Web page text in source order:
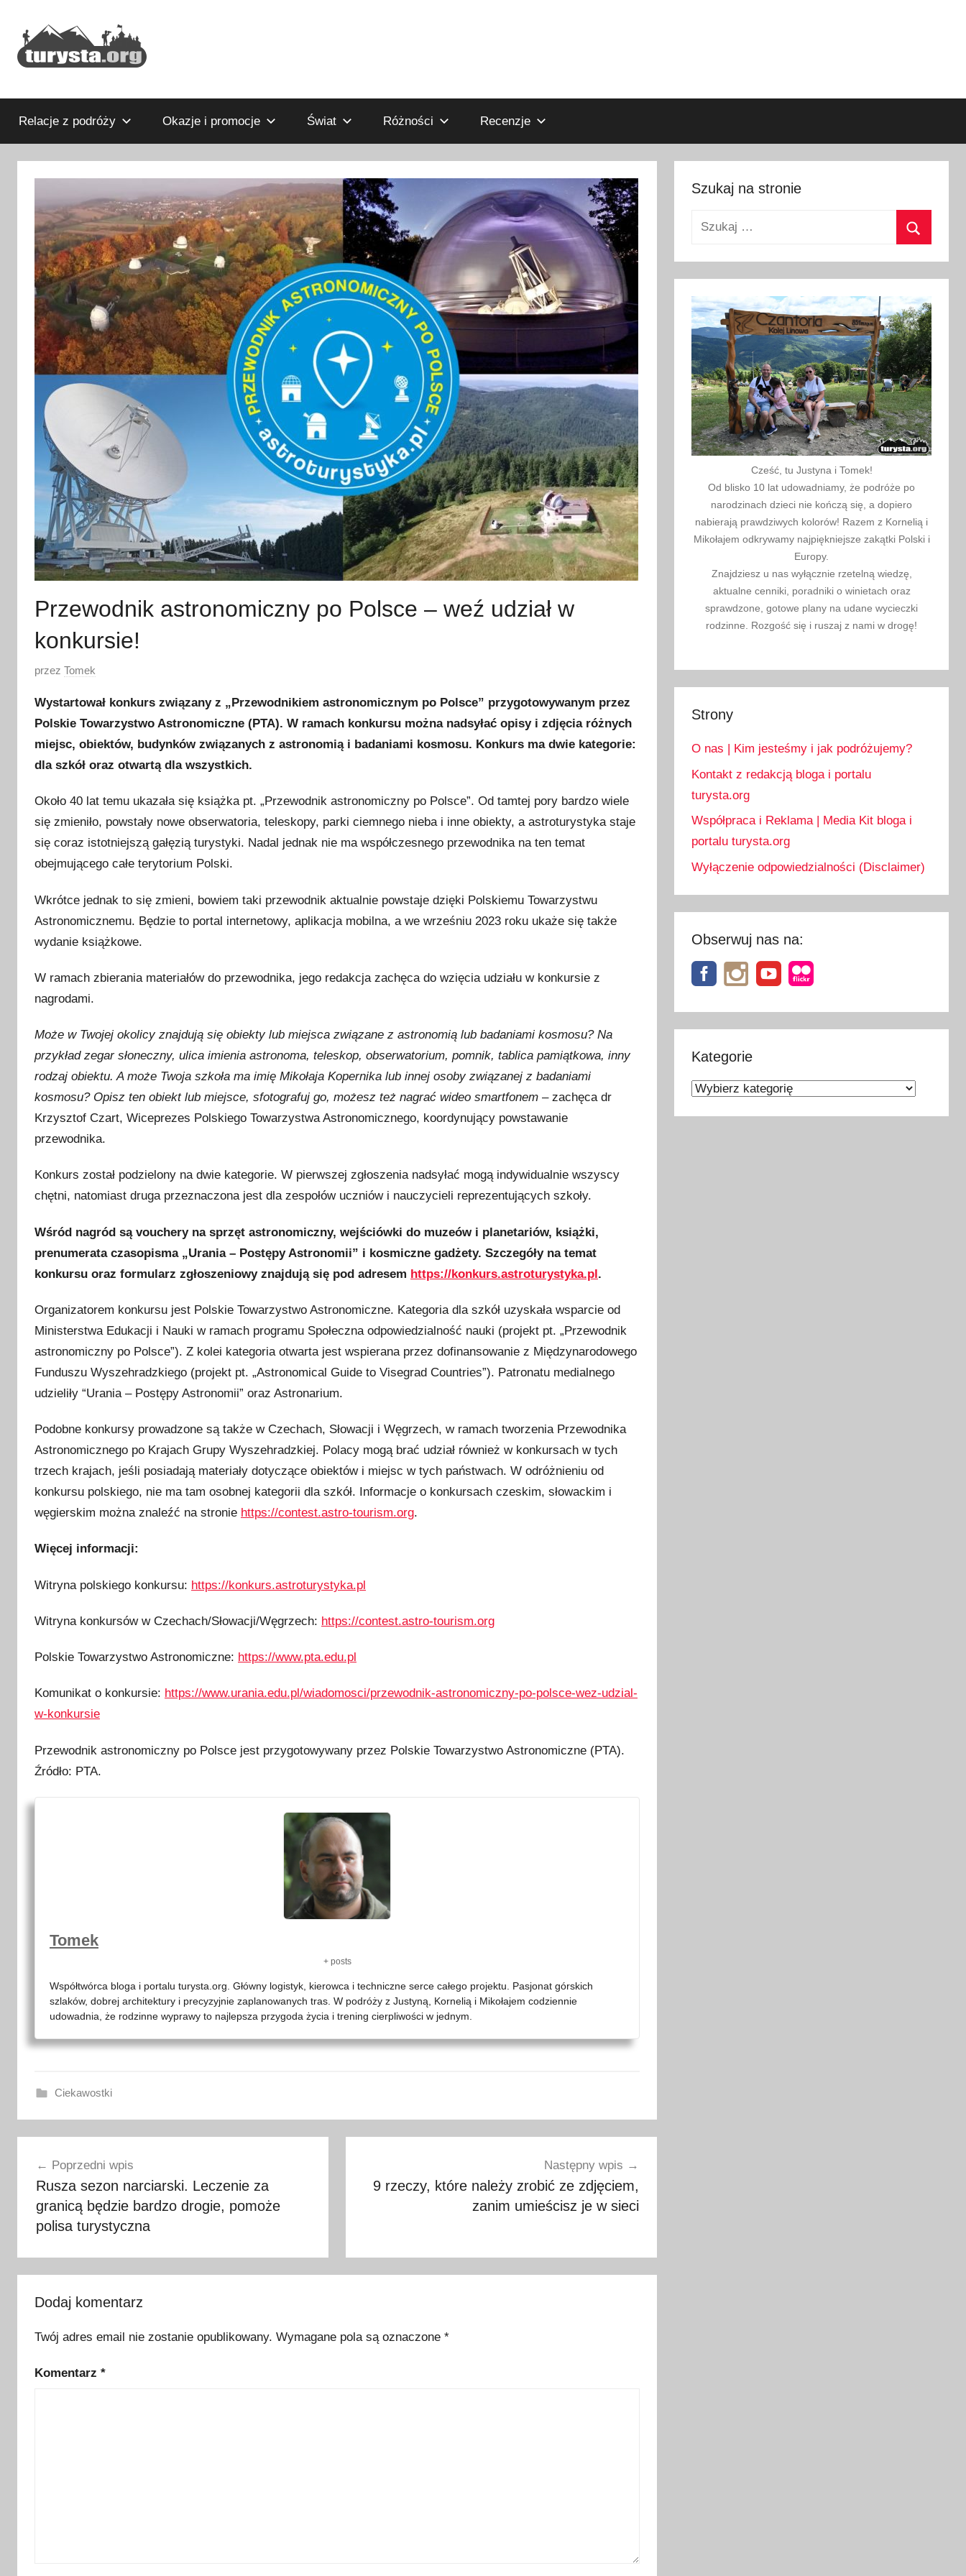
treści
Turysta.org
blog
podróżniczy
turystyczny
Relacje z podróży Okazje i promocje Świat Różności Recenzje
Przewodnik astronomiczny po Polsce – weź udział w
konkursie!
O
u
b
l
i
o
w
a
2
o
d
a
2
0
2
przez Tomek
Wystartował konkurs związany z „Przewodnikiem astronomicznym po Polsce” przygotowywanym przez
Polskie Towarzystwo Astronomiczne (PTA). W ramach konkursu można nadsyłać opisy i zdjęcia różnych
miejsc, obiektów, budynków związanych z astronomią i badaniami kosmosu. Konkurs ma dwie kategorie:
dla szkół oraz otwartą dla wszystkich.
Około 40 lat temu ukazała się książka pt. „Przewodnik astronomiczny po Polsce”. Od tamtej pory bardzo wiele
się zmieniło, powstały nowe obserwatoria, teleskopy, parki ciemnego nieba i inne obiekty, a astroturystyka staje
się coraz istotniejszą gałęzią turystyki. Nadal jednak nie ma współczesnego przewodnika na ten temat
obejmującego całe terytorium Polski.
Wkrótce jednak to się zmieni, bowiem taki przewodnik aktualnie powstaje dzięki Polskiemu Towarzystwu
Astronomicznemu. Będzie to portal internetowy, aplikacja mobilna, a we wrześniu 2023 roku ukaże się także
wydanie książkowe.
W ramach zbierania materiałów do przewodnika, jego redakcja zachęca do wzięcia udziału w konkursie z
nagrodami.
Może w Twojej okolicy znajdują się obiekty lub miejsca związane z astronomią lub badaniami kosmosu? Na
przykład zegar słoneczny, ulica imienia astronoma, teleskop, obserwatorium, pomnik, tablica pamiątkowa, inny
rodzaj obiektu. A może Twoja szkoła ma imię Mikołaja Kopernika lub innej osoby związanej z badaniami
kosmosu? Opisz ten obiekt lub miejsce, sfotografuj go, możesz też nagrać wideo smartfonem – zachęca dr
Krzysztof Czart, Wiceprezes Polskiego Towarzystwa Astronomicznego, koordynujący powstawanie
przewodnika.
Konkurs został podzielony na dwie kategorie. W pierwszej zgłoszenia nadsyłać mogą indywidualnie wszyscy
chętni, natomiast druga przeznaczona jest dla zespołów uczniów i nauczycieli reprezentujących szkoły.
Wśród nagród są vouchery na sprzęt astronomiczny, wejściówki do muzeów i planetariów, książki,
prenumerata czasopisma „Urania – Postępy Astronomii” i kosmiczne gadżety. Szczegóły na temat
konkursu oraz formularz zgłoszeniowy znajdują się pod adresem https://konkurs.astroturystyka.pl.
Organizatorem konkursu jest Polskie Towarzystwo Astronomiczne. Kategoria dla szkół uzyskała wsparcie od
Ministerstwa Edukacji i Nauki w ramach programu Społeczna odpowiedzialność nauki (projekt pt. „Przewodnik
astronomiczny po Polsce”). Z kolei kategoria otwarta jest wspierana przez dofinansowanie z Międzynarodowego
Funduszu Wyszehradzkiego (projekt pt. „Astronomical Guide to Visegrad Countries”). Patronatu medialnego
udzieliły “Urania – Postępy Astronomii” oraz Astronarium.
Podobne konkursy prowadzone są także w Czechach, Słowacji i Węgrzech, w ramach tworzenia Przewodnika
Astronomicznego po Krajach Grupy Wyszehradzkiej. Polacy mogą brać udział również w konkursach w tych
trzech krajach, jeśli posiadają materiały dotyczące obiektów i miejsc w tych państwach. W odróżnieniu od
konkursu polskiego, nie ma tam osobnej kategorii dla szkół. Informacje o konkursach czeskim, słowackim i
węgierskim można znaleźć na stronie https://contest.astro-tourism.org.
Więcej informacji:
Witryna polskiego konkursu: https://konkurs.astroturystyka.pl
Witryna konkursów w Czechach/Słowacji/Węgrzech: https://contest.astro-tourism.org
Polskie Towarzystwo Astronomiczne: https://www.pta.edu.pl
Komunikat o konkursie: https://www.urania.edu.pl/wiadomosci/przewodnik-astronomiczny-po-polsce-wez-udzial-
w-konkursie
Przewodnik astronomiczny po Polsce jest przygotowywany przez Polskie Towarzystwo Astronomiczne (PTA).
Źródło: PTA.
Tomek
+ posts
Współtwórca bloga i portalu turysta.org. Główny logistyk, kierowca i techniczne serce całego projektu. Pasjonat górskich
szlaków, dobrej architektury i precyzyjnie zaplanowanych tras. W podróży z Justyną, Kornelią i Mikołajem codziennie
udowadnia, że rodzinne wyprawy to najlepsza przygoda życia i trening cierpliwości w jednym.
Ciekawostki
o
n
m
a
k
n
wpisuPoprzedni wpis
Rusza sezon narciarski. Leczenie za
granicą będzie bardzo drogie, pomoże
polisa turystyczna
Następny wpis
9 rzeczy, które należy zrobić ze zdjęciem,
zanim umieścisz je w sieci
Dodaj komentarz
Twój adres email nie zostanie opublikowany. Wymagane pola są oznaczone *
Komentarz *
Szukaj na stronie
Szukaj:
Cześć, tu Justyna i Tomek!
Od blisko 10 lat udowadniamy, że podróże po
narodzinach dzieci nie kończą się, a dopiero
nabierają prawdziwych kolorów! Razem z Kornelią i
Mikołajem odkrywamy najpiękniejsze zakątki Polski i
Europy.
Znajdziesz u nas wyłącznie rzetelną wiedzę,
aktualne cenniki, poradniki o winietach oraz
sprawdzone, gotowe plany na udane wycieczki
rodzinne. Rozgość się i ruszaj z nami w drogę!
Strony
O nas | Kim jesteśmy i jak podróżujemy?
Kontakt z redakcją bloga i portalu
turysta.org
Współpraca i Reklama | Media Kit bloga i
portalu turysta.org
Wyłączenie odpowiedzialności (Disclaimer)
Obserwuj nas na:
Kategorie
Kategorie